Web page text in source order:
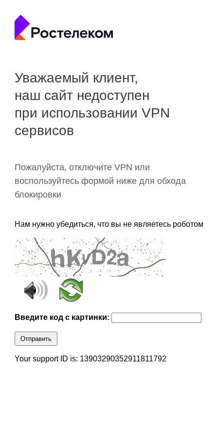
Уважаемый клиент,
наш сайт недоступен
при использовании VPN
сервисов
Пожалуйста, отключите VPN или
воспользуйтесь формой ниже для обхода
блокировки
Нам нужно убедиться, что вы не являетесь роботом
Введите код с картинки:
Отправить
Your support ID is: 13903290352911811792